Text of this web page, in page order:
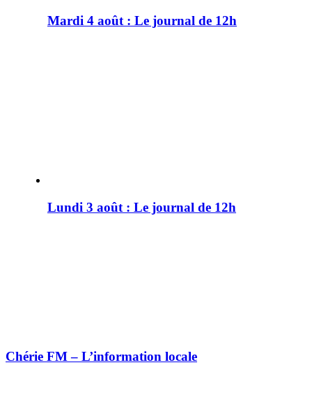
Mardi 4 août : Le journal de 12h
Lundi 3 août : Le journal de 12h
Chérie FM – L’information locale